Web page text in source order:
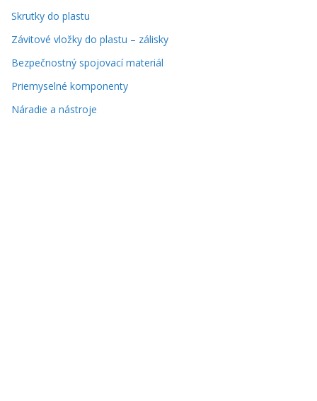
Skrutky do plastu
Závitové vložky do plastu – zálisky
Bezpečnostný spojovací materiál
Priemyselné komponenty
Náradie a nástroje